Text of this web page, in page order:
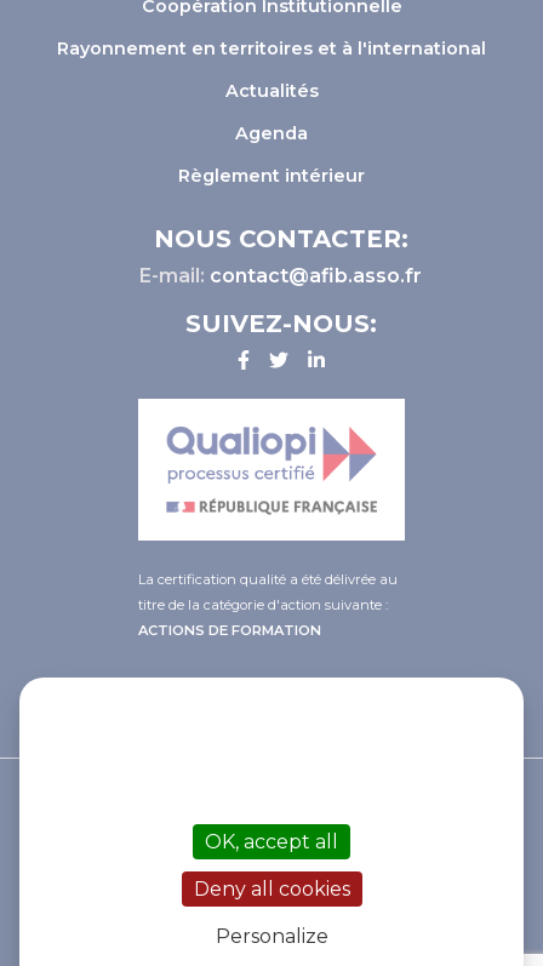
Coopération Institutionnelle
Rayonnement en territoires et à l'international
Actualités
Agenda
Règlement intérieur
NOUS CONTACTER:
E-mail: contact@afib.asso.fr
SUIVEZ-NOUS:
La certification qualité a été délivrée au
titre de la catégorie d'action suivante :
ACTIONS DE FORMATION
Mentions légales
Statuts de l'association
OK, accept all
Deny all cookies
Personalize